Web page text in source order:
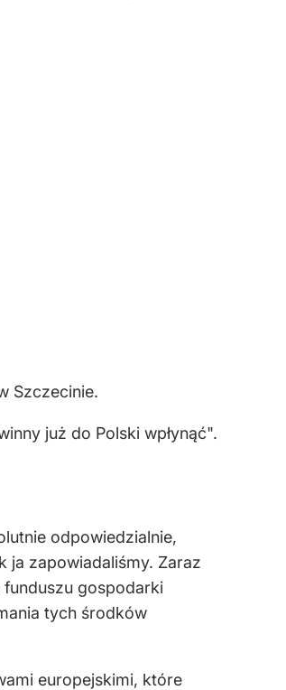
Szczecinie.
już do Polski wpłynąć".
odpowiedzialnie,
ja zapowiadaliśmy. Zaraz
funduszu gospodarki
tych środków
europejskimi, które